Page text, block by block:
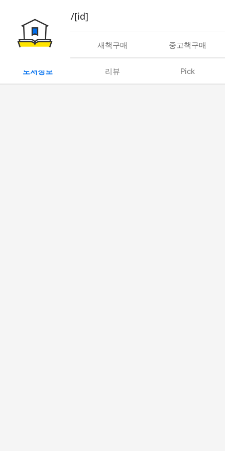
book/rent/[id]
대여 새책구매 중고책구매
도서정보 리뷰 Pick